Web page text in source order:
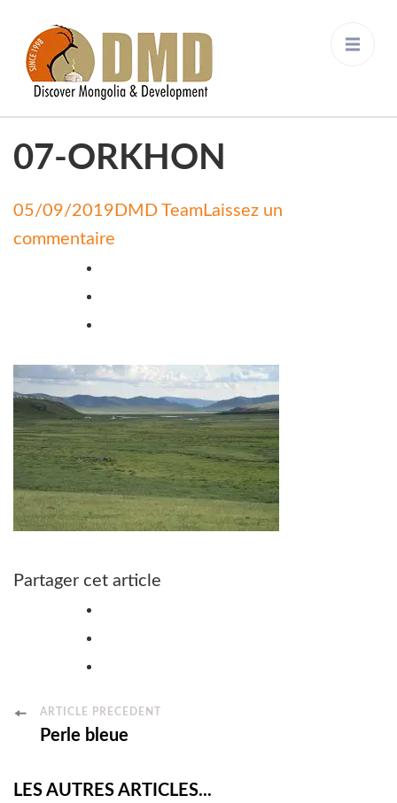
07-ORKHON
05/09/2019 DMD TeamLaissez un
commentaire
Partager cet article
Post
Navigation
ARTICLE PRÉCÉDENT
Perle bleue
LES AUTRES ARTICLES...